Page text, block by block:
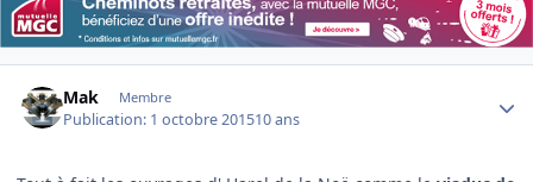
Mak Membre
Publication: 1 octobre 201510 ans